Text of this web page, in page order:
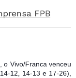
FPB
o Vivo/Franca venceu
12, 14-13 e 17-26),